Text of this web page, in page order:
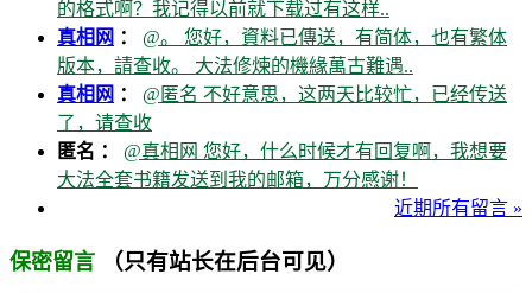
的格式啊？我记得以前就下载过有这样..
真相网 ： @。 您好，資料已傳送，有简体，也有繁体
版本，請查收。 大法修煉的機緣萬古難遇..
真相网 ： @匿名 不好意思，这两天比较忙，已经传送
了，请查收
匿名 ： @真相网 您好，什么时候才有回复啊，我想要
大法全套书籍发送到我的邮箱，万分感谢！
近期所有留言 »
保密留言 （只有站长在后台可见）